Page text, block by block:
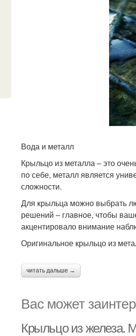
Вода и металл
Крыльцо из металла – это
по себе, металл является
сложности.
Для крыльца можно выбрать
решений – главное, чтобы
акцентировало внимание
Оригинальное крыльцо из
читать дальше →
Вас может
Крыльцо из железа.